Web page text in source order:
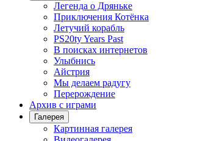
Легенда о Дряньке
Приключения Котёнка
Летучий корабль
PS20ty Years Past
В поисках интернетов
Улыбнись
Айстрия
Мы делаем радугу
Перерождение
Архив с играми
Галерея
Картинная галерея